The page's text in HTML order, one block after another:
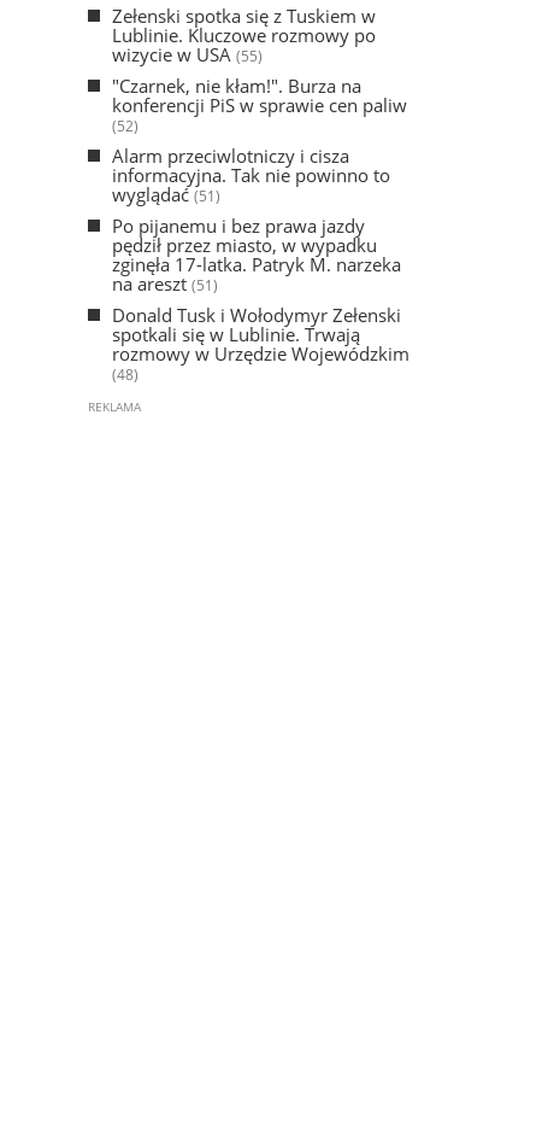
Zełenski spotka się z Tuskiem w
Lublinie. Kluczowe rozmowy po
wizycie w USA (55)
"Czarnek, nie kłam!". Burza na
konferencji PiS w sprawie cen paliw
(52)
Alarm przeciwlotniczy i cisza
informacyjna. Tak nie powinno to
wyglądać(51)
Po pijanemu i bez prawa jazdy
pędził przez miasto, w wypadku
zginęła 17-latka. Patryk M. narzeka
na areszt (51)
Donald Tusk i Wołodymyr Zełenski
spotkali się w Lublinie. Trwają
rozmowy w Urzędzie Wojewódzkim
(48)